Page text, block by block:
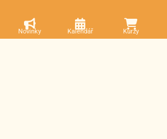
Novinky Kalendář Kurzy